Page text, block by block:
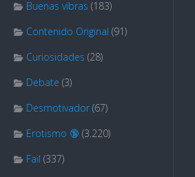
Buenas vibras (183)
Contenido Original (91)
Curiosidades (28)
Debate (3)
Desmotivador (67)
Erotismo 🔞 (3.220)
Fail (337)